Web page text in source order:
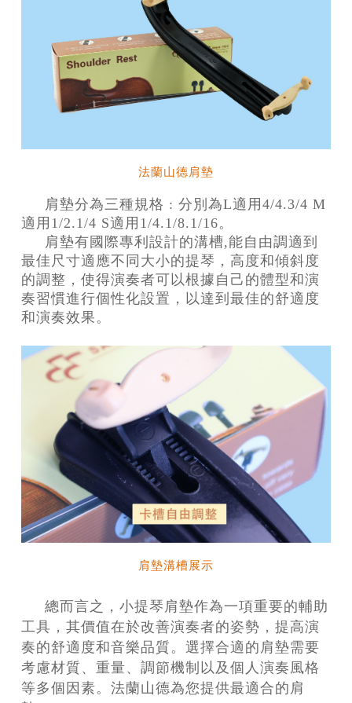
法蘭山德肩墊
肩墊分為三種規格 : 分別為L適用4/4.3/4 M
適用1/2.1/4 S適用1/4.1/8.1/16。
肩墊有國際專利設計的溝槽,能自由調適到
最佳尺寸適應不同大小的提琴，高度和傾斜度
的調整，使得演奏者可以根據自己的體型和演
奏習慣進行個性化設置，以達到最佳的舒適度
和演奏效果。
肩墊溝槽展示
總而言之，小提琴肩墊作為一項重要的輔助
工具，其價值在於改善演奏者的姿勢，提高演
奏的舒適度和音樂品質。選擇合適的肩墊需要
考慮材質、重量、調節機制以及個人演奏風格
等多個因素。法蘭山德為您提供最適合的肩